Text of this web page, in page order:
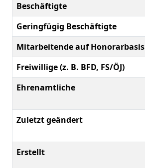
Beschäftigte
Geringfügig Beschäftigte
Mitarbeitende auf Honorarbasis
Freiwillige (z. B. BFD, FS/ÖJ)
Ehrenamtliche
Zuletzt geändert
Erstellt